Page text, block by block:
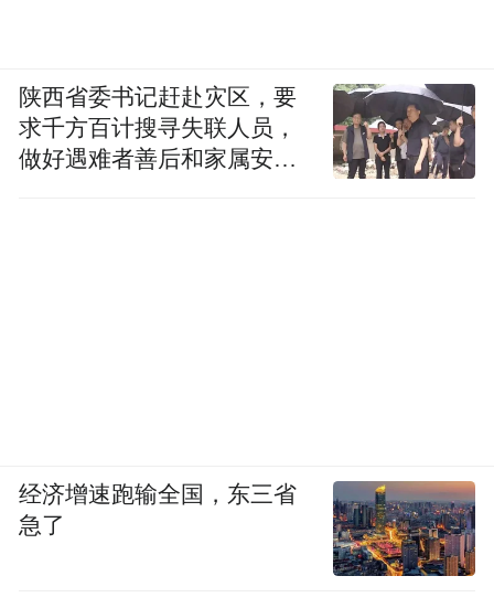
陕西省委书记赶赴灾区，要
求千方百计搜寻失联人员，
做好遇难者善后和家属安抚
经济增速跑输全国，东三省
急了